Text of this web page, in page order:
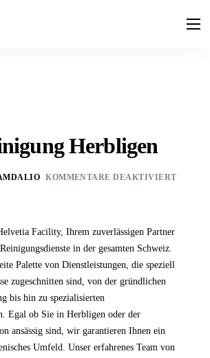
Herbligen
KOMMENTARE DEAKTIVIERT
Facility, Ihrem zuverlässigen Partner
in der gesamten Schweiz.
Palette von Dienstleistungen, die speziell
zugeschnitten sind, von der gründlichen
bis hin zu spezialisierten
Egal ob Sie in Herbligen oder der
ansässig sind, wir garantieren Ihnen ein
Umfeld. Unser erfahrenes Team von